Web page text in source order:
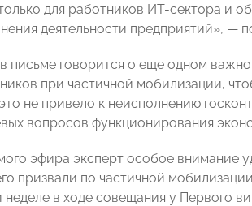
для работников ИТ-сектора и
деятельности предприятий», —
письме говорится о еще одном
при частичной мобилизации,
не привело к неисполнению
вопросов функционирования
эфира эксперт особое внимание
призвали по частичной
в ходе совещания у Первого